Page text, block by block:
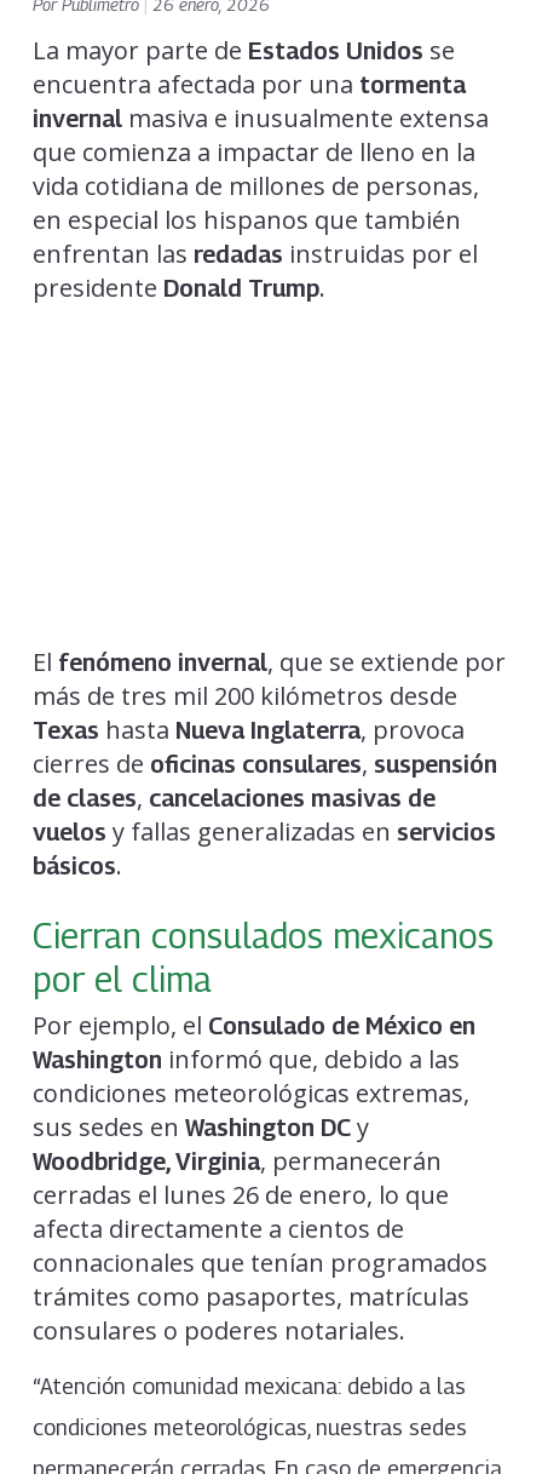
La mayor parte de Estados Unidos se
encuentra afectada por una tormenta
invernalmasiva e inusualmente extensa
que comienza a impactar de lleno en la
vida cotidiana de millones de personas,
en especial los hispanos que también
enfrentan las redadas instruidas por el
presidente Donald Trump.
El fenómeno invernal, que se extiende por
más de tres mil 200 kilómetros desde
Texas hasta Nueva Inglaterra, provoca
cierres de oficinas consulares, suspensión
de clases, cancelaciones masivas de
vuelos y fallas generalizadas en servicios
básicos.
Cierran consulados mexicanos
por el clima
Por ejemplo, el Consulado de México en
Washington informó que, debido a las
condiciones meteorológicas extremas,
sus sedes en Washington DC y
Woodbridge, Virginia, permanecerán
cerradas el lunes 26 de enero, lo que
afecta directamente a cientos de
connacionales que tenían programados
trámites como pasaportes, matrículas
consulares o poderes notariales.
“Atención comunidad mexicana: debido a las
condiciones meteorológicas, nuestras sedes
permanecerán cerradas. En caso de emergencia,